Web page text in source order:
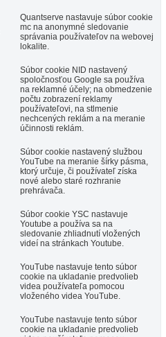
Quantserve nastavuje súbor cookie
mc na anonymné sledovanie
správania používateľov na webovej
lokalite.
Súbor cookie NID nastavený
spoločnosťou Google sa používa
na reklamné účely; na obmedzenie
počtu zobrazení reklamy
používateľovi, na stlmenie
nechcených reklám a na meranie
účinnosti reklám.
Súbor cookie nastavený službou
YouTube na meranie šírky pásma,
ktorý určuje, či používateľ získa
nové alebo staré rozhranie
prehrávača.
Súbor cookie YSC nastavuje
Youtube a používa sa na
sledovanie zhliadnutí vložených
videí na stránkach Youtube.
YouTube nastavuje tento súbor
cookie na ukladanie predvolieb
videa používateľa pomocou
vloženého videa YouTube.
YouTube nastavuje tento súbor
cookie na ukladanie predvolieb